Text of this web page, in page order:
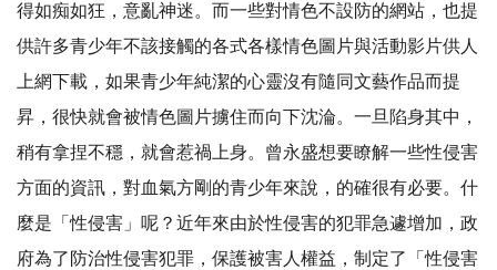
得如痴如狂，意亂神迷。而一些對情色不設防的網站，也提
供許多青少年不該接觸的各式各樣情色圖片與活動影片供人
上網下載，如果青少年純潔的心靈沒有隨同文藝作品而提
昇，很快就會被情色圖片擄住而向下沈淪。一旦陷身其中，
稍有拿捏不穩，就會惹禍上身。曾永盛想要瞭解一些性侵害
方面的資訊，對血氣方剛的青少年來說，的確很有必要。什
麼是「性侵害」呢？近年來由於性侵害的犯罪急遽增加，政
府為了防治性侵害犯罪，保護被害人權益，制定了「性侵害